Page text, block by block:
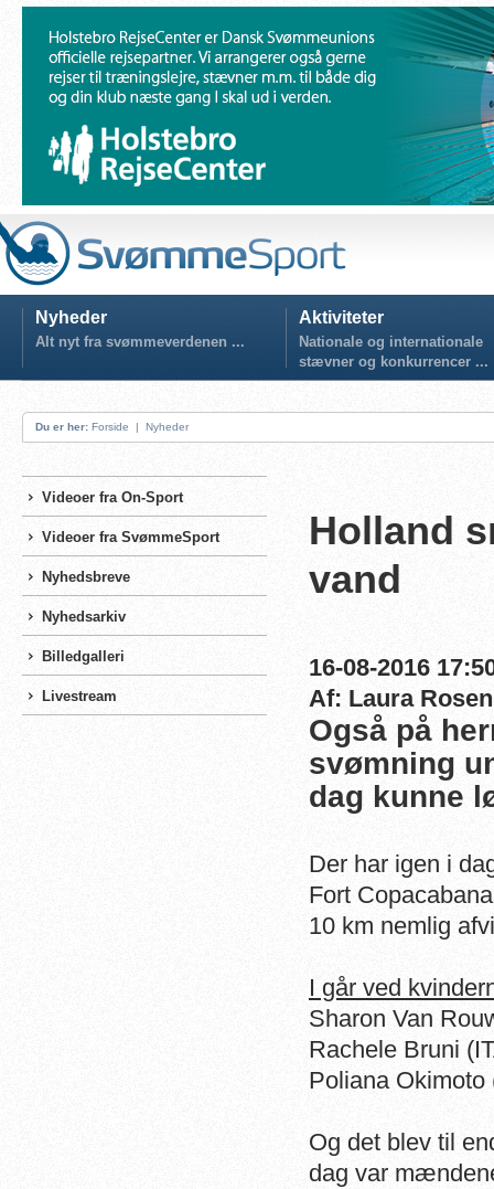
Nyheder
Alt nyt fra svømmeverdenen ...
Aktiviteter
Nationale og internationale
stævner og konkurrencer ...
Du er her: Forside | Nyheder
Videoer fra On-Sport
Videoer fra SvømmeSport
Nyhedsbreve
Nyhedsarkiv
Billedgalleri
Livestream
Holland
vand
16-08-2016
Af: Laura
Også på
svømning
dag kunne
Der har igen i
Fort
10 km nemlig
I går ved
Sharon Van
Rachele Bruni
Poliana
Og det blev til
dag var